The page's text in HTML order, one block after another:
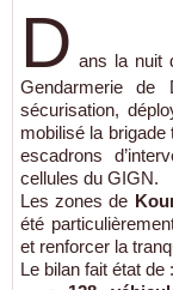
D ans la nuit
Gendarmerie
sécurisation,
mobilisé la brigade
escadrons
cellules du GIGN.
Les zones de
été
et renforcer la
Le bilan fait état de :